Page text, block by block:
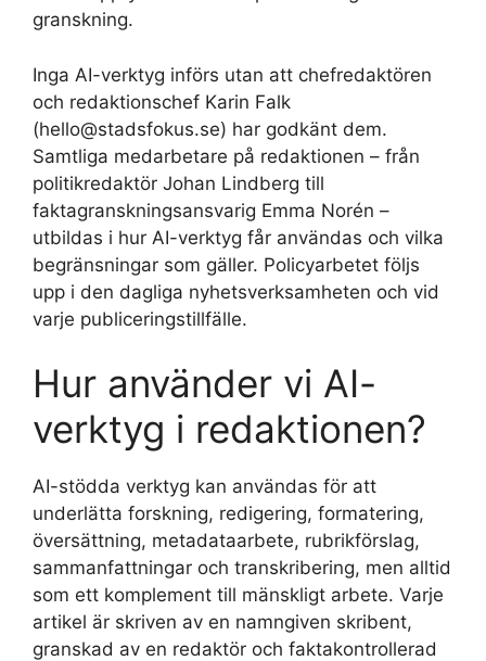
granskning.
Inga AI-verktyg införs utan att chefredaktören
och redaktionschef Karin Falk
(hello@stadsfokus.se) har godkänt dem.
Samtliga medarbetare på redaktionen – från
politikredaktör Johan Lindberg till
faktagranskningsansvarig Emma Norén –
utbildas i hur AI-verktyg får användas och vilka
begränsningar som gäller. Policyarbetet följs
upp i den dagliga nyhetsverksamheten och vid
varje publiceringstillfälle.
Hur använder vi AI-
verktyg i redaktionen?
AI-stödda verktyg kan användas för att
underlätta forskning, redigering, formatering,
översättning, metadataarbete, rubrikförslag,
sammanfattningar och transkribering, men alltid
som ett komplement till mänskligt arbete. Varje
artikel är skriven av en namngiven skribent,
granskad av en redaktör och faktakontrollerad